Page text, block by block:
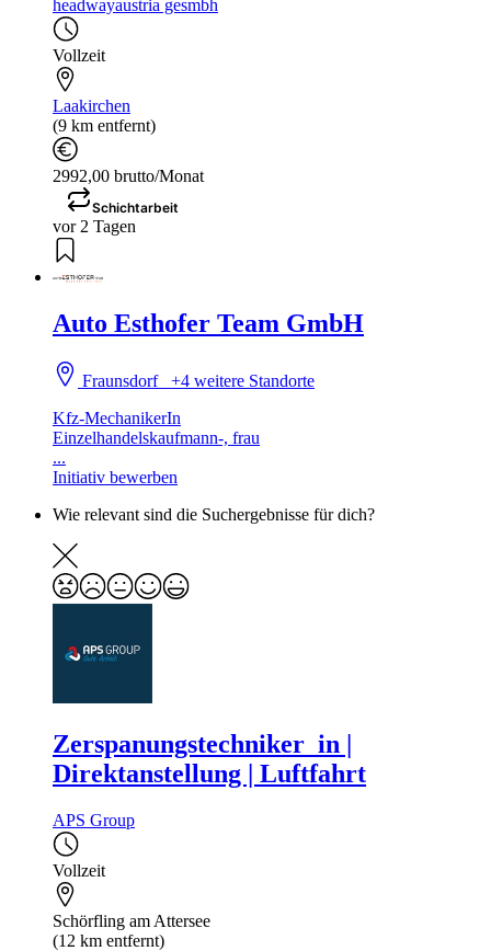
headwayaustria gesmbh
Vollzeit
Laakirchen
(9 km entfernt)
2992,00 brutto/Monat
Schichtarbeit
vor 2 Tagen
Auto Esthofer Team GmbH
Fraunsdorf+4 weitere Standorte
Kfz-MechanikerIn
Einzelhandelskaufmann-, frau
...
Initiativ bewerben
Wie relevant sind die Suchergebnisse für dich?
Zerspanungstechniker_in |
Direktanstellung | Luftfahrt
APS Group
Vollzeit
Schörfling am Attersee
(12 km entfernt)